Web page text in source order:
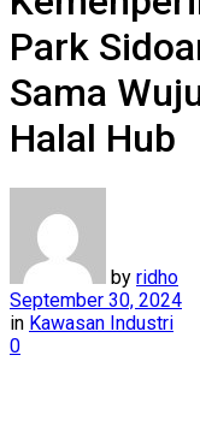
Park
Sama
Halal Hub
by ridho
September 30, 2024
in Kawasan Industri
0